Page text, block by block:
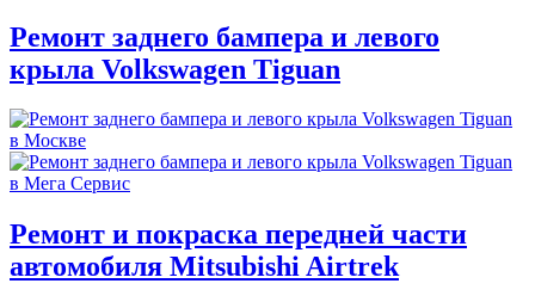
Ремонт заднего бампера и левого
крыла Volkswagen Tiguan
Ремонт и покраска передней части
автомобиля Mitsubishi Airtrek